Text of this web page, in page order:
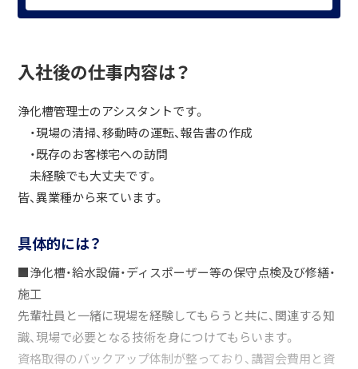
入社後の仕事内容は？
浄化槽管理士のアシスタントです。
・現場の清掃、移動時の運転、報告書の作成
・既存のお客様宅への訪問
未経験でも大丈夫です。
皆、異業種から来ています。
具体的には？
■浄化槽・給水設備・ディスポーザー等の保守点検及び修繕・
施工
先輩社員と一緒に現場を経験してもらうと共に、関連する知
識、現場で必要となる技術を身につけてもらいます。
資格取得のバックアップ体制が整っており、講習会費用と資